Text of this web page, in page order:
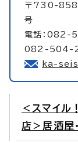
〒730-
号
電話：082-
082-504-
ka-
＜スマイ
店＞居酒屋